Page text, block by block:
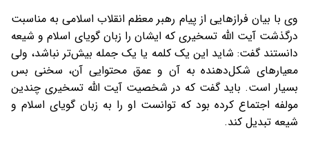
وی با بیان فرازهایی از پیام رهبر معظم انقلاب اسلامی به مناسبت
درگذشت آیت الله تسخیری که ایشان را زبان گویای اسلام و شیعه
دانستند گفت: شاید این یک کلمه یا یک جمله بیش‌تر نباشد، ولی
معیارهای شکل‌دهنده به آن و عمق محتوایی آن، سخنی بس
بسیار است. باید گفت که در شخصیت آیت الله تسخیری چندین
مولفه اجتماع کرده بود که توانست او را به زبان گویای اسلام و
شیعه تبدیل کند.